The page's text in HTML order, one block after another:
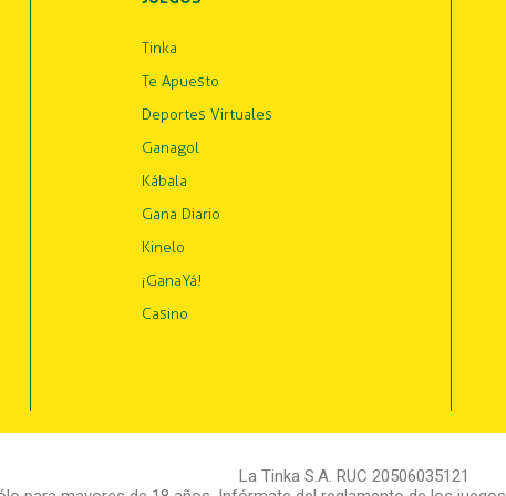
Tinka
Te Apuesto
Deportes Virtuales
Ganagol
Kábala
Gana Diario
Kinelo
¡GanaYá!
Casino
La Tinka S.A. RUC 20506035121